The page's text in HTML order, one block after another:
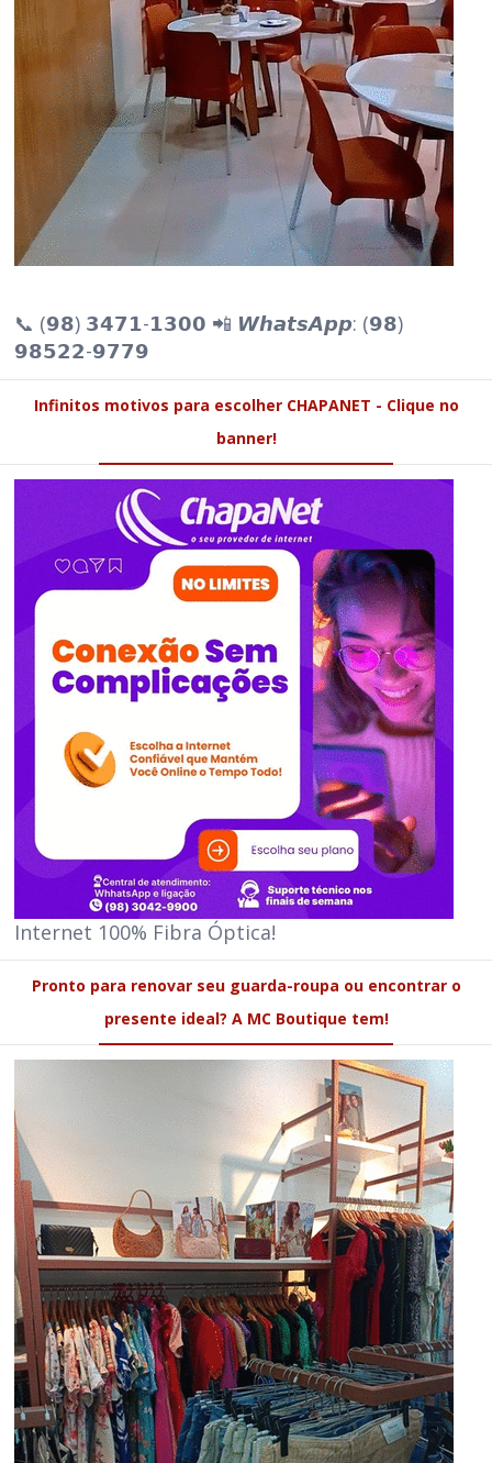
📞 (𝟵𝟴) 𝟯𝟰𝟳𝟭-𝟭𝟯𝟬𝟬 📲 𝙒𝙝𝙖𝙩𝙨𝘼𝙥𝙥: (𝟵𝟴)
𝟵𝟴𝟱𝟮𝟮-𝟵𝟳𝟳𝟵
Infinitos motivos para escolher CHAPANET - Clique no
banner!
Internet 100% Fibra Óptica!
Pronto para renovar seu guarda-roupa ou encontrar o
presente ideal? A MC Boutique tem!